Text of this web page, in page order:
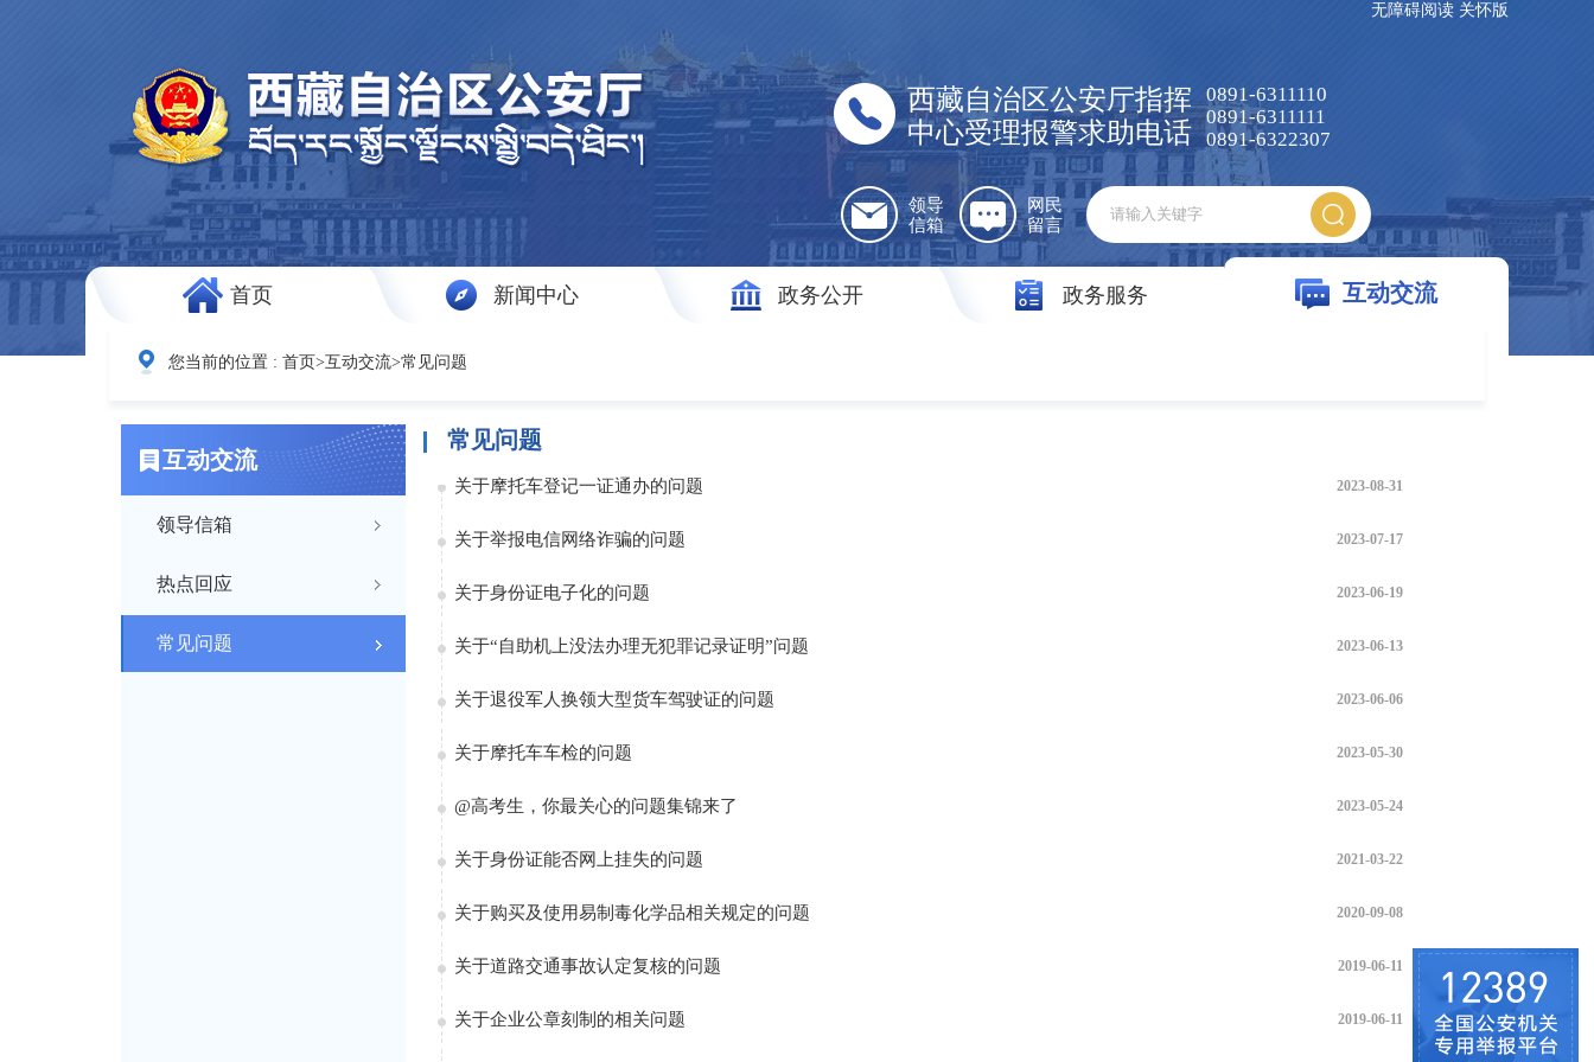
无障碍阅读 关怀版
西藏自治区公安厅指挥
中心受理报警求助电话
0891-6311110
0891-6311111
0891-6322307
领导
信箱
网民
留言
首页 新闻中心 政务公开 政务服务 互动交流
您当前的位置 : 首页>互动交流>常见问题
互动交流
领导信箱
热点回应
常见问题
常见问题
关于摩托车登记一证通办的问题 2023-08-31
关于举报电信网络诈骗的问题 2023-07-17
关于身份证电子化的问题 2023-06-19
关于“自助机上没法办理无犯罪记录证明”问题 2023-06-13
关于退役军人换领大型货车驾驶证的问题 2023-06-06
关于摩托车车检的问题 2023-05-30
@高考生，你最关心的问题集锦来了 2023-05-24
关于身份证能否网上挂失的问题 2021-03-22
关于购买及使用易制毒化学品相关规定的问题 2020-09-08
关于道路交通事故认定复核的问题 2019-06-11
关于企业公章刻制的相关问题 2019-06-11